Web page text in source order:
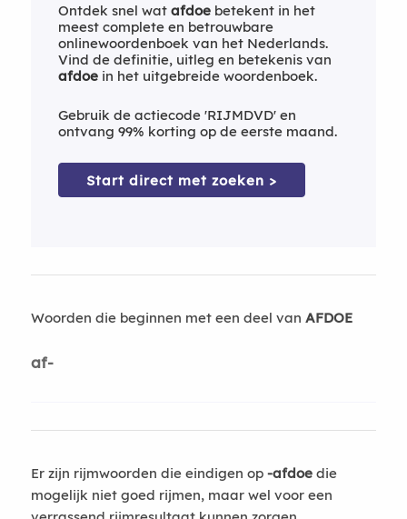
Ontdek snel wat afdoebetekent in het
meest complete en betrouwbare
onlinewoordenboek van het Nederlands.
Vind de definitie, uitleg en betekenis van
afdoein het uitgebreide woordenboek.
Gebruik de actiecode 'RIJMDVD' en
ontvang 99% korting op de eerste maand.
Start direct met zoeken >
Woorden die beginnen met een deel van AFDOE
af-
Er zijn rijmwoorden die eindigen op -afdoedie
mogelijk niet goed rijmen, maar wel voor een